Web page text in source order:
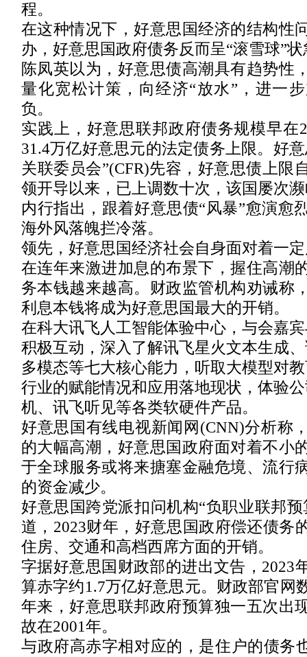
程。
在这种情况下，好意思国经济的结构性
办，好意思国政府债务反而呈“滚雪球”
陈凤英以为，好意思债高潮具有趋势性
量化宽松计策，向经济“放水”，进一
负。
实践上，好意思联邦政府债务规模早在
31.4万亿好意思元的法定债务上限。好
关联委员会”(CFR)先容，好意思债上限
领开导以来，已上调数十次，该国屡次
内行指出，跟着好意思债“风暴”愈演愈
海外风落魄拦冷落。
领先，好意思国经济社会自身面对着一
在连年来激进加息的布景下，握住高潮
务本钱越来越高。财政监管机构劝诫称
利息本钱将成为好意思国最大的开销。
在科大讯飞人工智能体验中心，与会嘉
积极互动，深入了解讯飞星火文本生成
多模态等七大核心能力，听取大模型对
行业的赋能情况和应用落地现状，体验
机、讯飞听见等各类软硬件产品。
好意思国有线电视新闻网(CNN)分析称
的大幅高潮，好意思国政府面对着不小
于全球服务或将来搪塞金融危境、流行
的资金减少。
好意思国跨党派扣问机构“负职业联邦
道，2023财年，好意思国政府偿还债务
住房、交通和高档西席方面的开销。
字据好意思国财政部的进出文告，2023
算赤字约1.7万亿好意思元。财政部官网
年来，好意思联邦政府预算独一五次出
故在2001年。
与政府高赤字相对应的，是住户的债务